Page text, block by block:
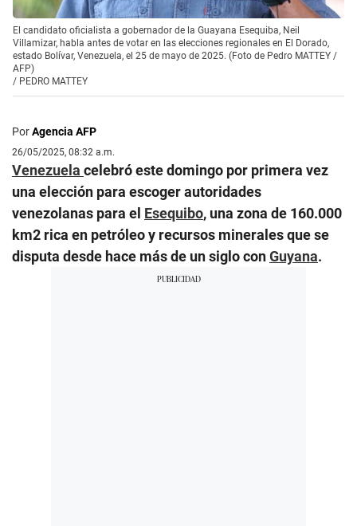
El candidato oficialista a gobernador de la Guayana Esequiba, Neil
Villamizar, habla antes de votar en las elecciones regionales en El Dorado,
estado Bolívar, Venezuela, el 25 de mayo de 2025. (Foto de Pedro MATTEY /
AFP)
/ PEDRO MATTEY
PorAgencia AFP
26/05/2025, 08:32 a.m.
Venezuela celebró este domingo por primera vez
una elección para escoger autoridades
venezolanas para el Esequibo, una zona de 160.000
km2 rica en petróleo y recursos minerales que se
disputa desde hace más de un siglo conGuyana.